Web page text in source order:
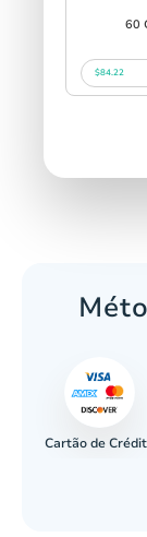
60
$84.22
Cartão de